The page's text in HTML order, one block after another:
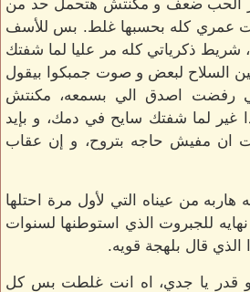
الحب ضعف و مكنتش هتحمل حد من
عمري كله بحسبها غلط. بس للأسف
ذكرياتي كله مر عليا لما شفتك
السلاح لبعض و صوت جمبكوا بيقول
رفضت اصدق الي بسمعه، مكنتش
غير لما شفتك سايح في دمك، و بإيد
ان مفيش حاجه بتروح، و إن عقاب
من عيناه التي لأول مرة احتلها
نهايه للجبروت الذي استوطنها لسنوات
قال بلهجة قويه.
قدر يا جدي، اه انت غلطت بس كل